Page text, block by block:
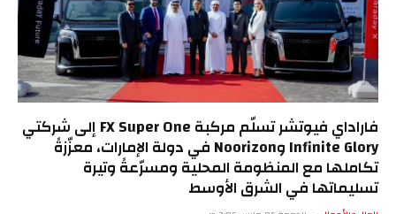
فاراداي فيوتشر تسلّم مركبة FX Super One إلى شركتي
Infinite Glory وNoorizon في دولة الإمارات، معزّزةً
تكاملها مع المنظومة المحلية ومسرّعةً وتيرة
تسليماتها في الشرق الأوسط